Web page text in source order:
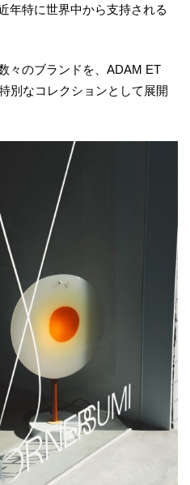
年特に世界中から支持される
々のブランドを、ADAM ET
別なコレクションとして展開